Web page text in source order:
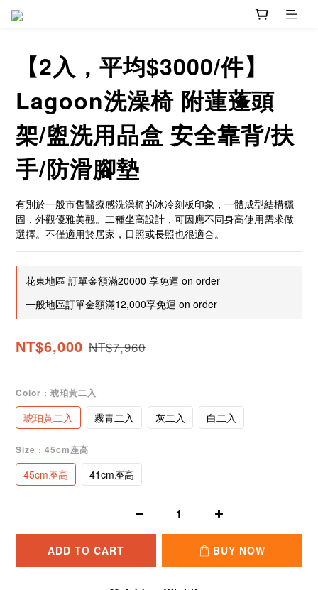
【2入，平均$3000/件】
Lagoon洗澡椅 附蓮蓬頭
架/盥洗用品盒 安全靠背/扶
手/防滑腳墊
有別於一般市售醫療感洗澡椅的冰冷刻板印象，一體成型結構穩
固，外觀優雅美觀。二種坐高設計，可因應不同身高使用需求做
選擇。不僅適用於居家，日照或長照也很適合。
花東地區 訂單金額滿20000 享免運 on order
一般地區訂單金額滿12,000享免運 on order
NT$6,000 NT$7,960
Color : 琥珀黃二入
琥珀黃二入 霧青二入 灰二入 白二入
Size : 45cm座高
45cm座高 41cm座高
ADD TO CART BUY NOW